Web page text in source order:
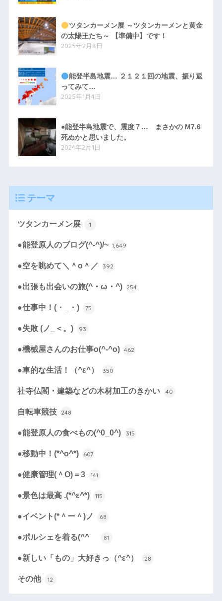
ツタンカーメン展 ～ツタンカーメンと黄金
の太陽王たち～ 【準備中】です！
2025年2月8日
能登半島地震… ２１２１回の地震、振り返
ってみて…
2025年1月4日
●能登半島地震で、震度７… まさかの M7.6
死ぬかと思いました。
2024年2月1日
テーマ
ツタンカーメン展 1
●能登原人のブログ(^-^)/~ 1,649
●空を眺めて＼＾o＾／ 392
●出張も出会いの旅(^・ω・^) 254
●仕事中！(・_・) 75
●失敗 (ノ_＜。) 93
●機械屋さんのお仕事o(^-^o) 462
●車的な生活！（^ε^） 350
社寺仏閣・建築などの木材加工のきかい 40
自転車競技 248
●能登原人の食べもの(^0_0^) 315
●移動中！(*^o^*) 607
●健康管理(＾O)＝3 141
●景色は最高 .(*^ε^*) 115
●イベント(*＾ー＾)ノ 68
●ポルシェを着る(^^ゞ 81
●新しい「もの」大好きっ（^ε^） 28
その他 12